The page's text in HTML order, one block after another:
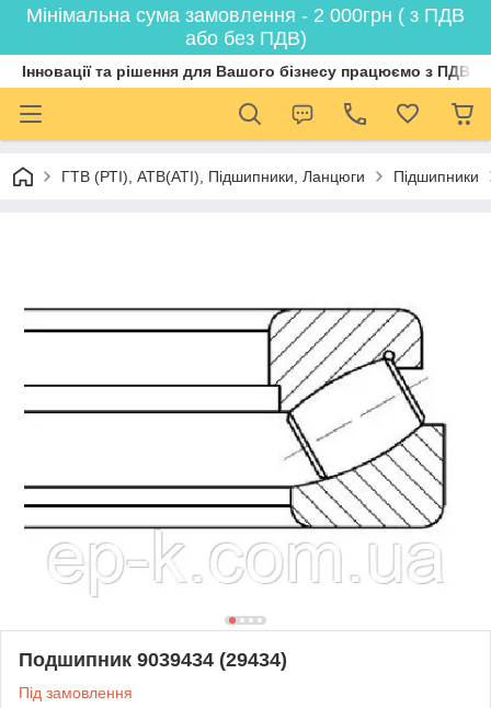
Мінімальна сума замовлення - 2 000грн ( з ПДВ
або без ПДВ)
Інновації та рішення для Вашого бізнесу працюємо з ПДВ
ГТВ (РТI), АТВ(АТI), Пiдшипники, Ланцюги Підшипники
Подшипник 9039434 (29434)
Під замовлення